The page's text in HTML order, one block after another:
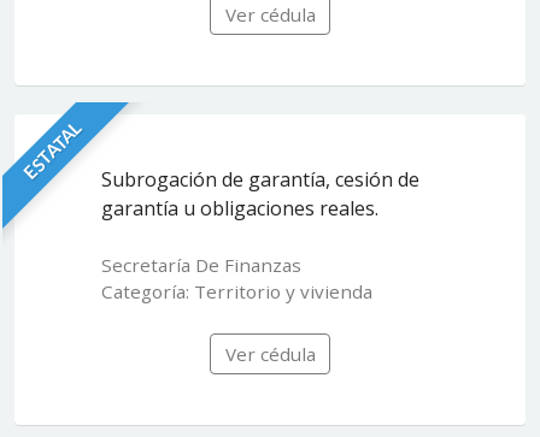
Ver cédula
ESTATAL Subrogación de garantía, cesión de
garantía u obligaciones reales.
Secretaría De Finanzas
Categoría: Territorio y vivienda
Ver cédula